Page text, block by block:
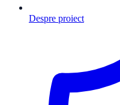
Despre proiect